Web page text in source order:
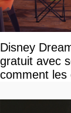
Disney
gratuit avec
comment les